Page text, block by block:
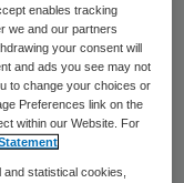
weten nu
moeten
de drempel
enables tracking
we and our partners
your consent will
and ads you see may not
to change your choices or
Preferences link on the
within our Website. For
statistical cookies,